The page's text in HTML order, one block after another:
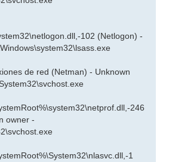
102 (Netlogon) -
de red (Netman) - Unknown
246
owner -
1